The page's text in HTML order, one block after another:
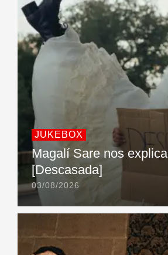
JUKEBOX
Magalí Sare nos explica
[Descasada]
03/08/2026